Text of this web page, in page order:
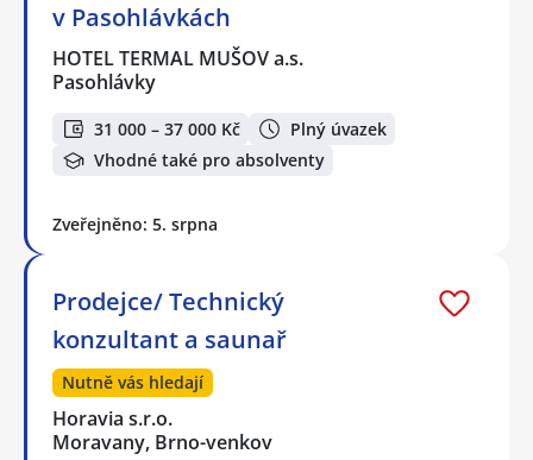
v Pasohlávkách
HOTEL TERMAL MUŠOV a.s.
Pasohlávky
31 000 – 37 000 Kč
Plný úvazek
Vhodné také pro absolventy
Zveřejněno: 5. srpna
Prodejce/ Technický
konzultant a saunař
Nutně vás hledají
Horavia s.r.o.
Moravany, Brno-venkov